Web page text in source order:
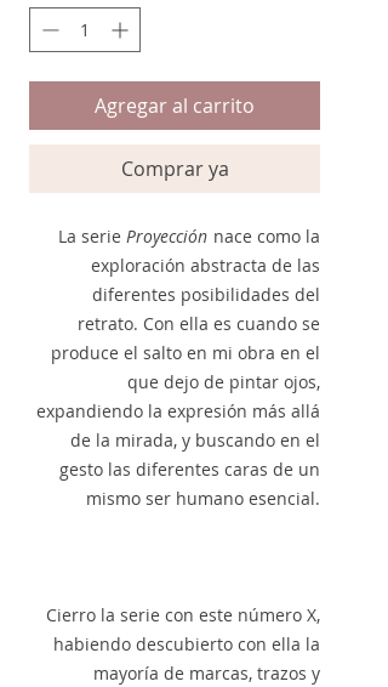
Agregar al carrito
Comprar ya
La serie Proyección nace como la
exploración abstracta de las
diferentes posibilidades del
retrato. Con ella es cuando se
produce el salto en mi obra en el
que dejo de pintar ojos,
expandiendo la expresión más allá
de la mirada, y buscando en el
gesto las diferentes caras de un
mismo ser humano esencial.
Cierro la serie con este número X,
habiendo descubierto con ella la
mayoría de marcas, trazos y